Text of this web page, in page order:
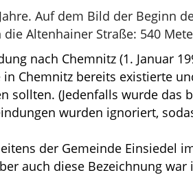
Auf dem Bild der Beginn
Altenhainer Straße: 540
nach Chemnitz (1. Januar
in Chemnitz bereits existierte
sollten. (Jedenfalls wurde das
wurden ignoriert,
der Gemeinde Einsiedel
auch diese Bezeichnung